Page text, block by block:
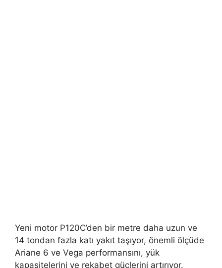
Yeni motor P120C’den bir metre daha uzun ve
14 tondan fazla katı yakıt taşıyor, önemli ölçüde
Ariane 6 ve Vega performansını, yük
kapasitelerini ve rekabet güçlerini artırıyor.